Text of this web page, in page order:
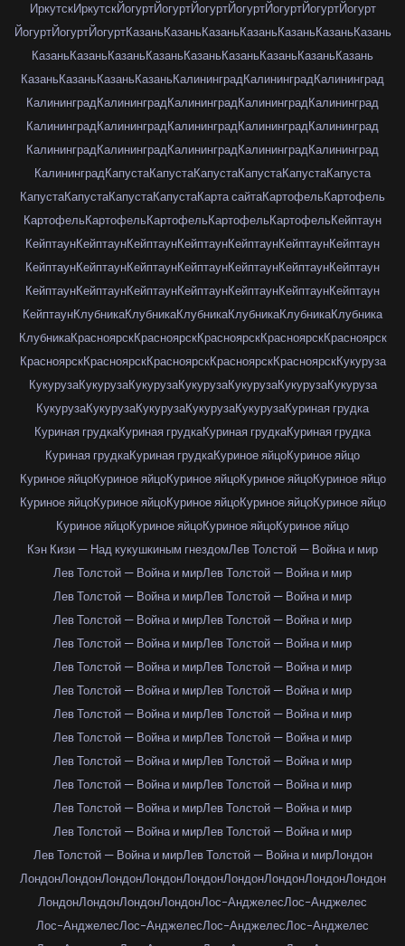
ИркутскИркутскЙогуртЙогуртЙогуртЙогуртЙогуртЙогуртЙогурт
ЙогуртЙогуртЙогуртКазаньКазаньКазаньКазаньКазаньКазаньКазань
КазаньКазаньКазаньКазаньКазаньКазаньКазаньКазаньКазань
КазаньКазаньКазаньКазаньКалининградКалининградКалининград
КалининградКалининградКалининградКалининградКалининград
КалининградКалининградКалининградКалининградКалининград
КалининградКалининградКалининградКалининградКалининград
КалининградКапустаКапустаКапустаКапустаКапустаКапуста
КапустаКапустаКапустаКапустаКарта сайтаКартофельКартофель
КартофельКартофельКартофельКартофельКартофельКейптаун
КейптаунКейптаунКейптаунКейптаунКейптаунКейптаунКейптаун
КейптаунКейптаунКейптаунКейптаунКейптаунКейптаунКейптаун
КейптаунКейптаунКейптаунКейптаунКейптаунКейптаунКейптаун
КейптаунКлубникаКлубникаКлубникаКлубникаКлубникаКлубника
КлубникаКрасноярскКрасноярскКрасноярскКрасноярскКрасноярск
КрасноярскКрасноярскКрасноярскКрасноярскКрасноярскКукуруза
КукурузаКукурузаКукурузаКукурузаКукурузаКукурузаКукуруза
КукурузаКукурузаКукурузаКукурузаКукурузаКуриная грудка
Куриная грудкаКуриная грудкаКуриная грудкаКуриная грудка
Куриная грудкаКуриная грудкаКуриное яйцоКуриное яйцо
Куриное яйцоКуриное яйцоКуриное яйцоКуриное яйцоКуриное яйцо
Куриное яйцоКуриное яйцоКуриное яйцоКуриное яйцоКуриное яйцо
Куриное яйцоКуриное яйцоКуриное яйцоКуриное яйцо
Кэн Кизи — Над кукушкиным гнездомЛев Толстой — Война и мир
Лев Толстой — Война и мирЛев Толстой — Война и мир
Лев Толстой — Война и мирЛев Толстой — Война и мир
Лев Толстой — Война и мирЛев Толстой — Война и мир
Лев Толстой — Война и мирЛев Толстой — Война и мир
Лев Толстой — Война и мирЛев Толстой — Война и мир
Лев Толстой — Война и мирЛев Толстой — Война и мир
Лев Толстой — Война и мирЛев Толстой — Война и мир
Лев Толстой — Война и мирЛев Толстой — Война и мир
Лев Толстой — Война и мирЛев Толстой — Война и мир
Лев Толстой — Война и мирЛев Толстой — Война и мир
Лев Толстой — Война и мирЛев Толстой — Война и мир
Лев Толстой — Война и мирЛев Толстой — Война и мир
Лев Толстой — Война и мирЛев Толстой — Война и мирЛондон
ЛондонЛондонЛондонЛондонЛондонЛондонЛондонЛондонЛондон
ЛондонЛондонЛондонЛондонЛос-АнджелесЛос-Анджелес
Лос-АнджелесЛос-АнджелесЛос-АнджелесЛос-Анджелес